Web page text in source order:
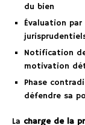
du bien
Évaluation
Notification
motivation
Phase
défendre sa
La charge de la